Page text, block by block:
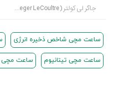
جاگر لی کولتر (Jaeger LeCoultre) در only watch 2019
ساعت مچی شاخص ذخیره انرژی
ساعت مچی تیتانیوم ساعت مچی